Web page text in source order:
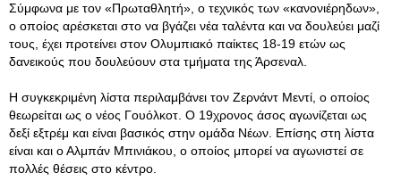
Σύμφωνα με τον «Πρωταθλητή», ο τεχνικός των «κανονιέρηδων»,
ο οποίος αρέσκεται στο να βγάζει νέα ταλέντα και να δουλεύει μαζί
τους, έχει προτείνει στον Ολυμπιακό παίκτες 18-19 ετών ως
δανεικούς που δουλεύουν στα τμήματα της Άρσεναλ.
Η συγκεκριμένη λίστα περιλαμβάνει τον Ζερνάντ Μεντί, ο οποίος
θεωρείται ως ο νέος Γουόλκοτ. Ο 19χρονος άσος αγωνίζεται ως
δεξί εξτρέμ και είναι βασικός στην ομάδα Νέων. Επίσης στη λίστα
είναι και ο Αλμπάν Μπινιάκου, ο οποίος μπορεί να αγωνιστεί σε
πολλές θέσεις στο κέντρο.